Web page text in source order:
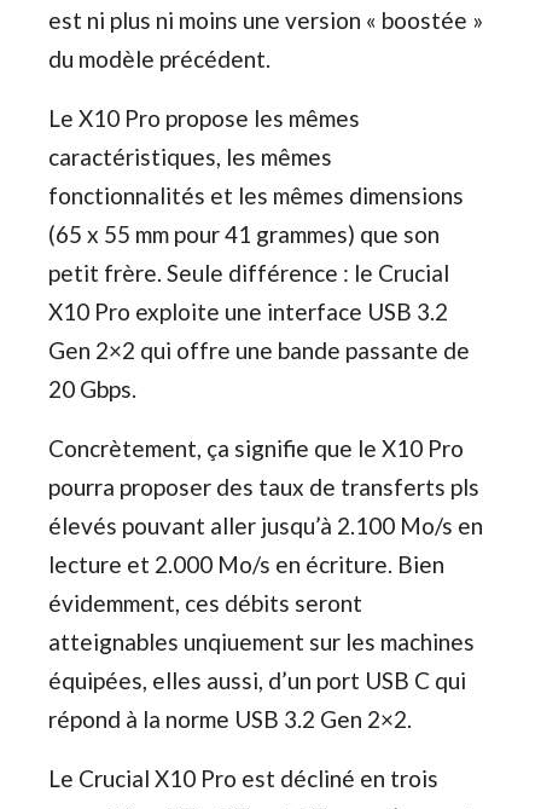
est ni plus ni moins une version « boostée »
du modèle précédent.
Le X10 Pro propose les mêmes
caractéristiques, les mêmes
fonctionnalités et les mêmes dimensions
(65 x 55 mm pour 41 grammes) que son
petit frère. Seule différence : le Crucial
X10 Pro exploite une interface USB 3.2
Gen 2×2 qui offre une bande passante de
20 Gbps.
Concrètement, ça signifie que le X10 Pro
pourra proposer des taux de transferts pls
élevés pouvant aller jusqu’à 2.100 Mo/s en
lecture et 2.000 Mo/s en écriture. Bien
évidemment, ces débits seront
atteignables unqiuement sur les machines
équipées, elles aussi, d’un port USB C qui
répond à la norme USB 3.2 Gen 2×2.
Le Crucial X10 Pro est décliné en trois